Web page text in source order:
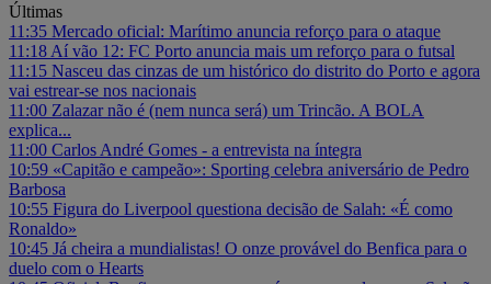
Últimas
11:35 Mercado oficial: Marítimo anuncia reforço para o ataque
11:18 Aí vão 12: FC Porto anuncia mais um reforço para o futsal
11:15 Nasceu das cinzas de um histórico do distrito do Porto e agora
vai estrear-se nos nacionais
11:00 Zalazar não é (nem nunca será) um Trincão. A BOLA
explica...
11:00 Carlos André Gomes - a entrevista na íntegra
10:59 «Capitão e campeão»: Sporting celebra aniversário de Pedro
Barbosa
10:55 Figura do Liverpool questiona decisão de Salah: «É como
Ronaldo»
10:45 Já cheira a mundialistas! O onze provável do Benfica para o
duelo com o Hearts